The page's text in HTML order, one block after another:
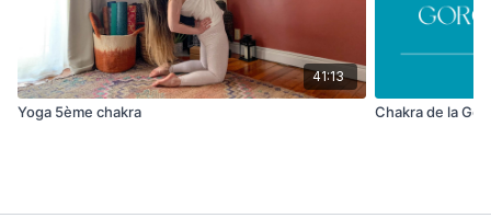
41:13
Yoga 5ème chakra Chakra de la